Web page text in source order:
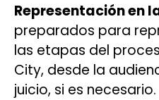
Representación en
preparados para
las etapas del
City, desde la
juicio, si es necesario.